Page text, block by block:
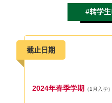
#转学
截止日期
2024年春季学期 （1月入学）